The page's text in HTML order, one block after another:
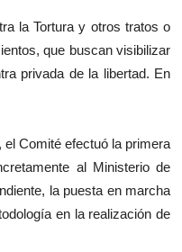
la Tortura y otros tratos o
que buscan visibilizar
privada de la libertad. En
Comité efectuó la primera
al Ministerio de
la puesta en marcha
en la realización de